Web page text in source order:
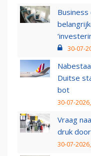
30-07-
Duitse
bot
30-07-
Vraag
druk
30-07-